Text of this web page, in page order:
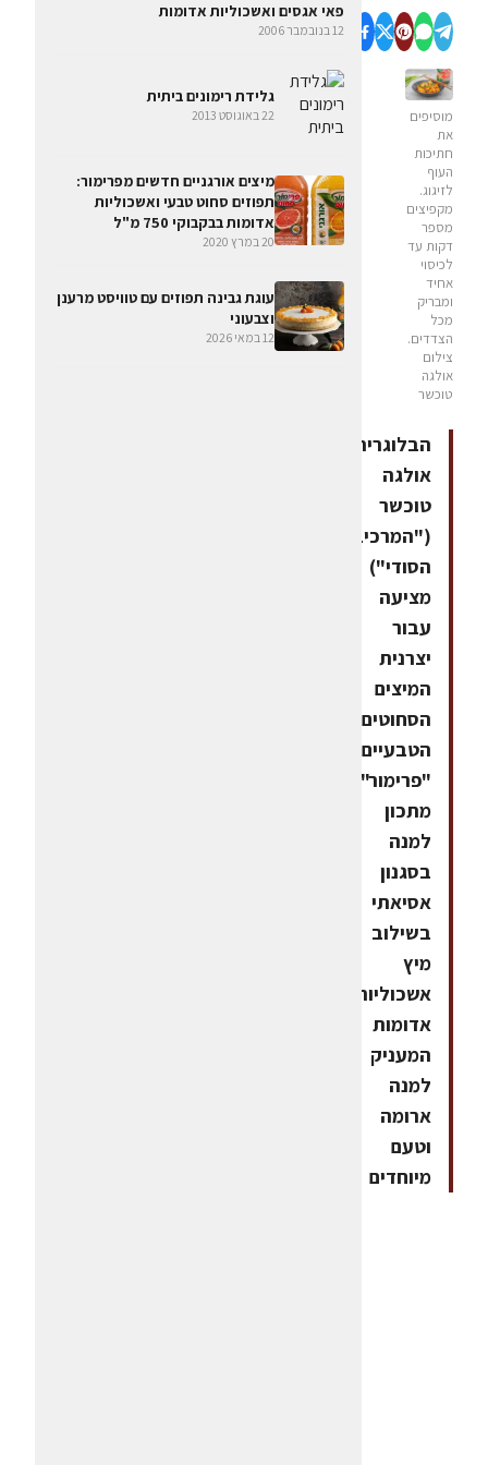
מוסיפים
את
חתיכות
העוף
לזיגוג.
מקפיצים
מספר
דקות עד
לכיסוי
אחיד
ומבריק
מכל
הצדדים.
צילום
אולגה
טוכשר
הבלוגרית
אולגה
טוכשר
("המרכיב
הסודי")
מציעה
עבור
יצרנית
המיצים
הסחוטים
הטבעיים
"פרימור",
מתכון
למנה
בסגנון
אסיאתי
בשילוב
מיץ
אשכוליות
אדומות
המעניק
למנה
ארומה
וטעם
מיוחדים
פאי אגסים ואשכוליות אדומות
12 בנובמבר 2006
גלידת רימונים ביתית
22 באוגוסט 2013
מיצים אורגניים חדשים מפרימור:
תפוזים סחוט טבעי ואשכוליות
אדומות בבקבוקי 750 מ"ל
20 במרץ 2020
עוגת גבינה תפוזים עם טוויסט מרענן
וצבעוני
12 במאי 2026